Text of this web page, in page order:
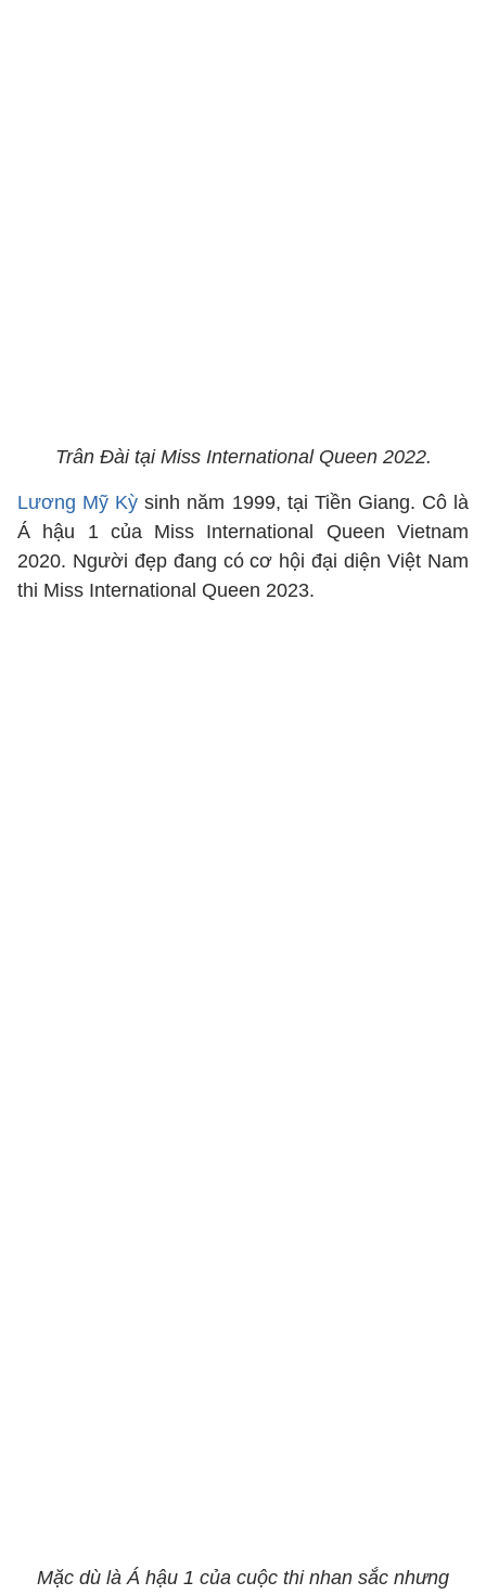
Trân Đài tại Miss International Queen 2022.
Lương Mỹ Kỳ sinh năm 1999, tại Tiền Giang. Cô là
Á hậu 1 của Miss International Queen Vietnam
2020. Người đẹp đang có cơ hội đại diện Việt Nam
thi Miss International Queen 2023.
Mặc dù là Á hậu 1 của cuộc thi nhan sắc nhưng